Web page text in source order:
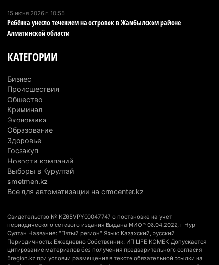
Туриста с тяжелыми травмами эвакуировали в
горах Алматинской области после камнепада
Алматинской области, судят спустя год после
трагедии
5 августа 2026 г. 09:17
В Алматинской области запустят производство
катеров для Formula-1 H2O и откроют академию
пилотов
В Alatau City Authority назначили нового
Партия «Әділет» предложила превратить
университеты в центры технологий и новых
рабочих мест
15 июня 2026 г. 10:55
Ребёнка унесло течением на островок в Жамбылском районе
Алматинской области
КАТЕГОРИИ
Бизнес
Происшествия
Общество
Криминал
Экономика
Образование
Здоровье
Госзакуп
Новости компаний
Выборы в Курултай
smetmen.kz
Все для автоматизации на crmcenter.kz
Свидетельство № KZ65VPY00047747 о постановке на учет
периодического сетевого издания Выдана МИОР 08.04.2022, г Нур-
Султан Название: "Пятый регион" Язык: Казахский, русский
Периодичность: Ежедневно Собственник: ИП LIFE KOMEK Допускается
цитирование материалов без получения предварительного согласия
5region.kz при условии размещения в тексте обязательной ссылки на